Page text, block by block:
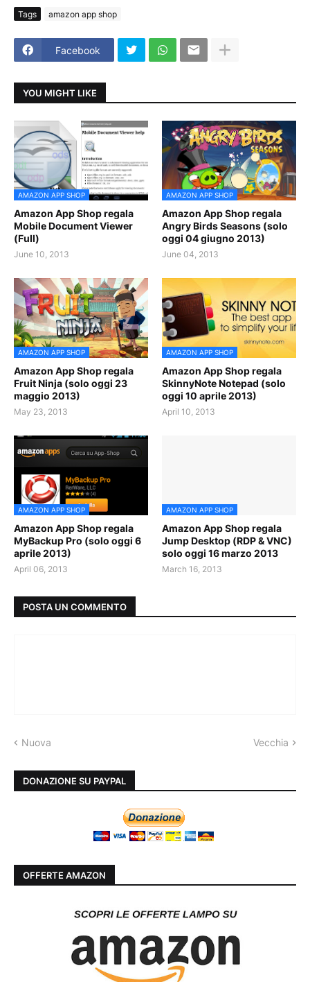
Tags amazon app shop
Facebook
YOU MIGHT LIKE
AMAZON APP SHOP
Amazon App Shop regala
Mobile Document Viewer
(Full)
June 10, 2013
AMAZON APP SHOP
Amazon App Shop regala
Angry Birds Seasons (solo
oggi 04 giugno 2013)
June 04, 2013
AMAZON APP SHOP
Amazon App Shop regala
Fruit Ninja (solo oggi 23
maggio 2013)
May 23, 2013
AMAZON APP SHOP
Amazon App Shop regala
SkinnyNote Notepad (solo
oggi 10 aprile 2013)
April 10, 2013
AMAZON APP SHOP
Amazon App Shop regala
MyBackup Pro (solo oggi 6
aprile 2013)
April 06, 2013
AMAZON APP SHOP
Amazon App Shop regala
Jump Desktop (RDP & VNC)
solo oggi 16 marzo 2013
March 16, 2013
POSTA UN COMMENTO
Nuova Vecchia
DONAZIONE SU PAYPAL
OFFERTE AMAZON